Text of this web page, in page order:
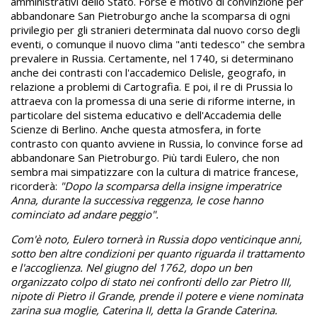
abbandonare San Pietroburgo anche la scomparsa di ogni
privilegio per gli stranieri determinata dal nuovo corso degli
eventi, o comunque il nuovo clima "anti tedesco" che sembra
prevalere in Russia. Certamente, nel 1740, si determinano
anche dei contrasti con l'accademico Delisle, geografo, in
relazione a problemi di Cartografia. E poi, il re di Prussia lo
attraeva con la promessa di una serie di riforme interne, in
particolare del sistema educativo e dell'Accademia delle
Scienze di Berlino. Anche questa atmosfera, in forte
contrasto con quanto avviene in Russia, lo convince forse ad
abbandonare San Pietroburgo. Più tardi Eulero, che non
sembra mai simpatizzare con la cultura di matrice francese,
ricorderà: "Dopo la scomparsa della insigne imperatrice
Anna, durante la successiva reggenza, le cose hanno
cominciato ad andare peggio".
Com'è noto, Eulero tornerà in Russia dopo venticinque anni,
sotto ben altre condizioni per quanto riguarda il trattamento
e l'accoglienza. Nel giugno del 1762, dopo un ben
organizzato colpo di stato nei confronti dello zar Pietro III,
nipote di Pietro il Grande, prende il potere e viene nominata
zarina sua moglie, Caterina II, detta la Grande Caterina.